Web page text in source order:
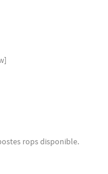
rops disponible.